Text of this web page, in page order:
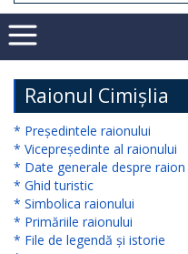
Subdiviziuni
Secretarul
consiliului
raional
Aparatul
Raionul Cimișlia
* Președintele raionului
* Vicepreședinte al raionului
* Date generale despre raion
* Ghid turistic
* Simbolica raionului
* Primăriile raionului
* File de legendă și istorie